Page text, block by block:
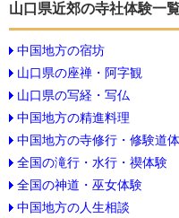
山口県近郊の寺社体験一
中国地方の宿坊
山口県の座禅・阿字観
山口県の写経・写仏
中国地方の精進料理
中国地方の寺修行・修験道
全国の滝行・水行・禊体験
全国の神道・巫女体験
中国地方の人生相談